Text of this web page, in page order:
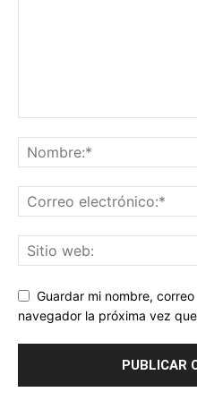
Guardar mi nombre,
navegador la próxima vez